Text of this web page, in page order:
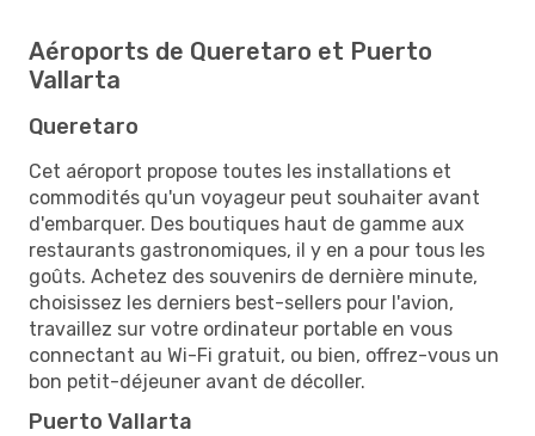
Aéroports de Queretaro et Puerto
Vallarta
Queretaro
Cet aéroport propose toutes les installations et
commodités qu'un voyageur peut souhaiter avant
d'embarquer. Des boutiques haut de gamme aux
restaurants gastronomiques, il y en a pour tous les
goûts. Achetez des souvenirs de dernière minute,
choisissez les derniers best-sellers pour l'avion,
travaillez sur votre ordinateur portable en vous
connectant au Wi-Fi gratuit, ou bien, offrez-vous un
bon petit-déjeuner avant de décoller.
Puerto Vallarta